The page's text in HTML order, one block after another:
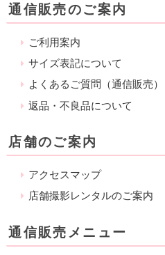
通信販売のご案内
ご利用案内
サイズ表記について
よくあるご質問（通信販売）
返品・不良品について
店舗のご案内
アクセスマップ
店舗撮影レンタルのご案内
通信販売メニュー